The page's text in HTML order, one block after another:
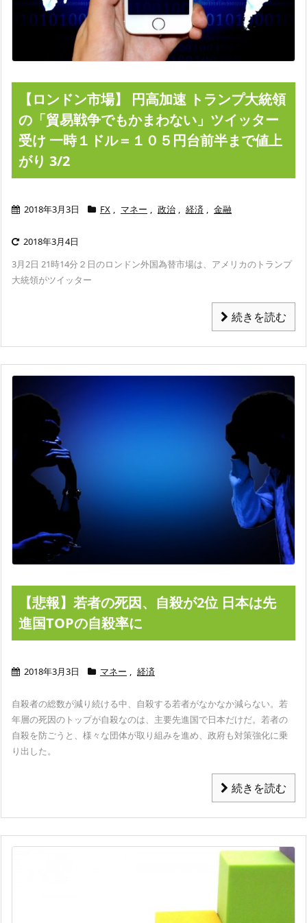
【ロンドン市場】 円高加速 トランプ大統領
の「貿易戦争でもかまわない」ツイッター
受け 一時１ドル＝１０５円台前半まで値上
がり 3/2
2018年3月3日 FX マネー 政治 経済 金融
2018年3月4日
3月2日 21時14分 ２日のロンドン外国為替市場は、アメリカのトランプ
大統領がツイッター
続きを読む
【悲報】若者の死因、自殺が2位 日本は先
進国TOPの自殺率に
2018年3月3日 マネー , 経済
自殺者の総数が減り続ける中、自殺する若者がなかなか減らない。 若
年層の死因のトップが自殺なのは、主要先進国で日本だけだ。 若者の
自殺を防ごうと、様々な団体が取り組みを進め、政府も対策強化に乗
り出した。
続きを読む